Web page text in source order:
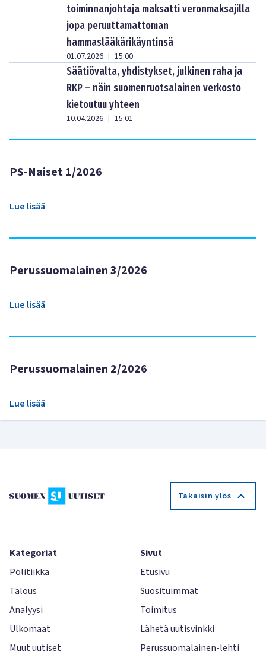
toiminnanjohtaja maksatti veronmaksajilla
jopa peruuttamattoman
hammaslääkärikäyntinsä
01.07.2026 | 15:00
Säätiövalta, yhdistykset, julkinen raha ja
RKP – näin suomenruotsalainen verkosto
kietoutuu yhteen
10.04.2026 | 15:01
PS-Naiset 1/2026
Lue lisää
Perussuomalainen 3/2026
Lue lisää
Perussuomalainen 2/2026
Lue lisää
Takaisin ylös
Kategoriat
Politiikka
Talous
Analyysi
Ulkomaat
Muut uutiset
Sivut
Etusivu
Suosituimmat
Toimitus
Lähetä uutisvinkki
Perussuomalainen-lehti